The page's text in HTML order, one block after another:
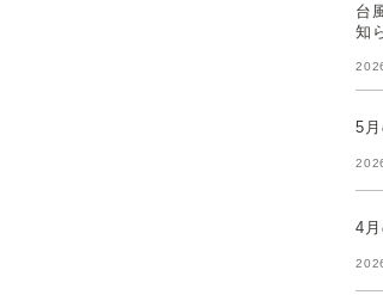
台
知
5
4